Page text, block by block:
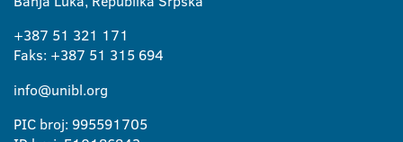
+387 51 321 171
Faks: +387 51 315 694
info@unibl.org
PIC broj: 995591705